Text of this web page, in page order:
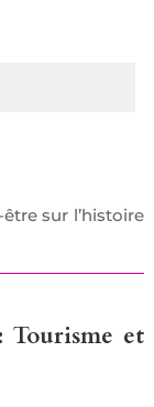
sur l’histoire
Tourisme et